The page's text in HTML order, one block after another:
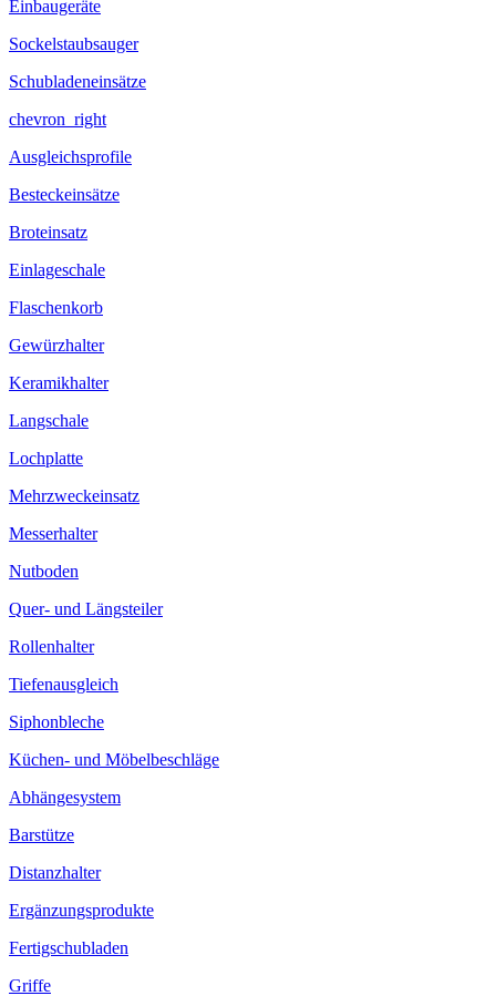
Einbaugeräte
Sockelstaubsauger
Schubladeneinsätze
chevron_right
Ausgleichsprofile
Besteckeinsätze
Broteinsatz
Einlageschale
Flaschenkorb
Gewürzhalter
Keramikhalter
Langschale
Lochplatte
Mehrzweckeinsatz
Messerhalter
Nutboden
Quer- und Längsteiler
Rollenhalter
Tiefenausgleich
Siphonbleche
Küchen- und Möbelbeschläge
Abhängesystem
Barstütze
Distanzhalter
Ergänzungsprodukte
Fertigschubladen
Griffe